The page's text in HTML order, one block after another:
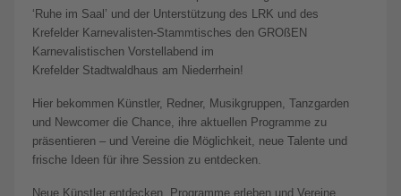
‘Ruhe im Saal’ und der Unterstützung des LRK und des
Krefelder Karnevalisten-Stammtisches den GROßEN
Karnevalistischen Vorstellabend im
Krefelder Stadtwaldhaus am Niederrhein!
Hier bekommen Künstler, Redner, Musikgruppen, Tanzgarden
und Newcomer die Chance, ihre aktuellen Programme zu
präsentieren – und Vereine die Möglichkeit, neue Talente und
frische Ideen für ihre Session zu entdecken.
Neue Künstler entdecken, Programme erleben und Vereine